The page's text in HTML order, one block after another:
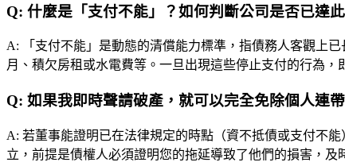
Q: 什麼是「支付不能」？如何判斷公司是否已達
A:
「支付不能」是動態的清償能力標準，指債務人客觀上
月、積欠房租或水電費等。一旦出現這些停止支付的行為
Q: 如果我即時聲請破產，就可以完全免除個人連
A: 若董事能證明已在法律規定的時點（資不抵債或支付不
立，前提是債權人必須證明您的拖延導致了他們的損害，及